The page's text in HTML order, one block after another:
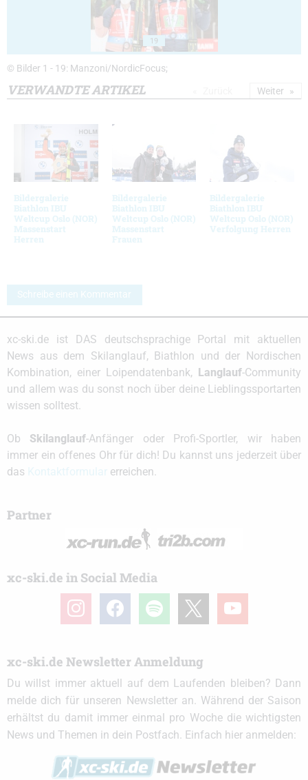
19
© Bilder 1 - 19: Manzoni/NordicFocus;
VERWANDTE ARTIKEL
Bildergalerie
Biathlon IBU
Weltcup Oslo (NOR)
Massenstart
Herren
Bildergalerie
Biathlon IBU
Weltcup Oslo (NOR)
Massenstart
Frauen
Bildergalerie
Biathlon IBU
Weltcup Oslo (NOR)
Verfolgung Herren
Weiter
Schreibe einen Kommentar
xc-ski.de ist DAS deutschsprachige Portal mit aktuellen
News aus dem Skilanglauf, Biathlon und der Nordischen
Kombination, einer Loipendatenbank,
Langlauf-Community
und allem was du sonst noch über deine Lieblingssportarten
wissen solltest.
Ob Skilanglauf-Anfänger oder Profi-Sportler, wir haben
immer ein offenes Ohr für dich! Du kannst uns jederzeit über
das
erreichen.
Partner
xc-ski.de in Social Media
instagramfacebook spotify youtube
xc-ski.de Newsletter Anmeldung
Du willst immer aktuell auf dem Laufenden bleiben? Dann
melde dich für unseren Newsletter an. Während der Saison
erhältst du damit immer einmal pro Woche die wichtigsten
News und Themen in dein Postfach. Einfach hier anmelden: